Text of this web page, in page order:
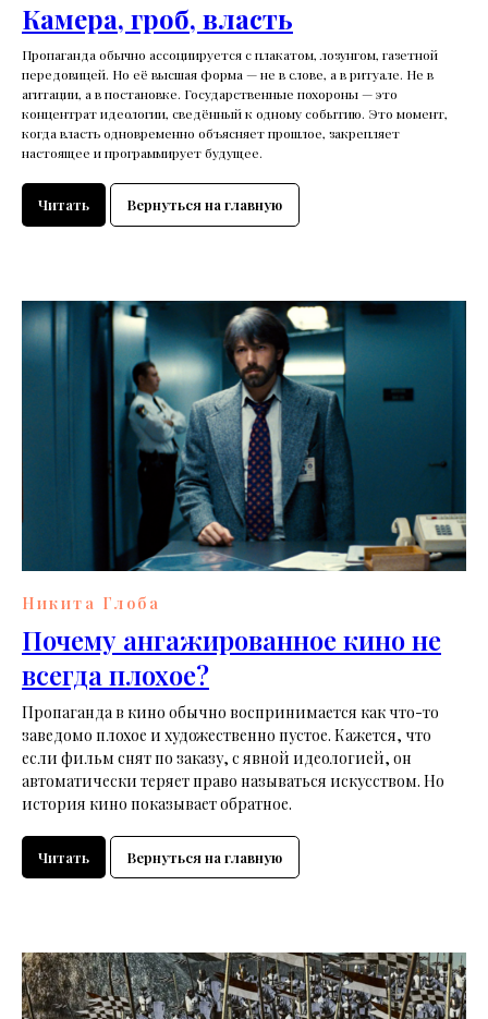
Камера, гроб, власть
Пропаганда обычно ассоциируется с плакатом, лозунгом, газетной
передовицей. Но её высшая форма — не в слове, а в ритуале. Не в
агитации, а в постановке. Государственные похороны — это
концентрат идеологии, сведённый к одному событию. Это момент,
когда власть одновременно объясняет прошлое, закрепляет
настоящее и программирует будущее.
Читать Вернуться на главную
Никита Глоба
Почему ангажированное кино не
всегда плохое?
Пропаганда в кино обычно воспринимается как что-то
заведомо плохое и художественно пустое. Кажется, что
если фильм снят по заказу, с явной идеологией, он
автоматически теряет право называться искусством. Но
история кино показывает обратное.
Читать Вернуться на главную